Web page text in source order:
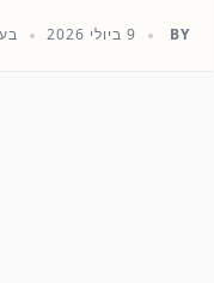
BY 9 ביולי 2026